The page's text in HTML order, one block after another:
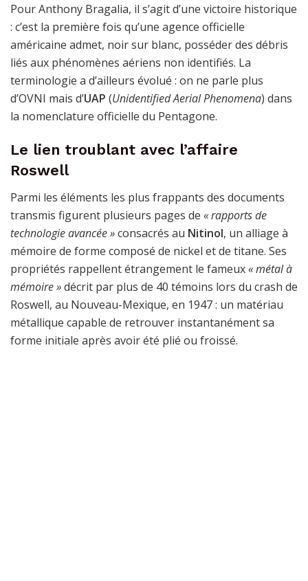
Pour Anthony Bragalia, il s’agit d’une victoire historique
: c’est la première fois qu’une agence officielle
américaine admet, noir sur blanc, posséder des débris
liés aux phénomènes aériens non identifiés. La
terminologie a d’ailleurs évolué : on ne parle plus
d’OVNI mais d’UAP (Unidentified Aerial Phenomena) dans
la nomenclature officielle du Pentagone.
Le lien troublant avec l’affaire
Roswell
Parmi les éléments les plus frappants des documents
transmis figurent plusieurs pages de « rapports de
technologie avancée »consacrés au Nitinol, un alliage à
mémoire de forme composé de nickel et de titane. Ses
propriétés rappellent étrangement le fameux« métal à
mémoire »décrit par plus de 40 témoins lors du crash de
Roswell, au Nouveau-Mexique, en 1947 : un matériau
métallique capable de retrouver instantanément sa
forme initiale après avoir été plié ou froissé.